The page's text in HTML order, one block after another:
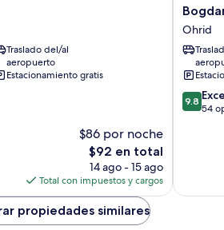
Traslado del/al
aeropuerto
Estacionamiento gratis
$86 por noche
El
precio
actual
es
de
$92
$92 en total
14 ago - 15 ago
Total con impuestos y cargos
Studios
&
Guest
Rooms
Ohrid
Ohrid
9.8
de
9.8
54
propiedades similares